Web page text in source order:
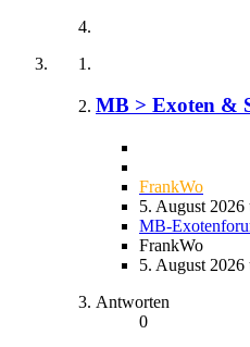
MB > Exoten &
FrankWo
5. August 2026
MB-
FrankWo
5. August 2026
Antworten
0